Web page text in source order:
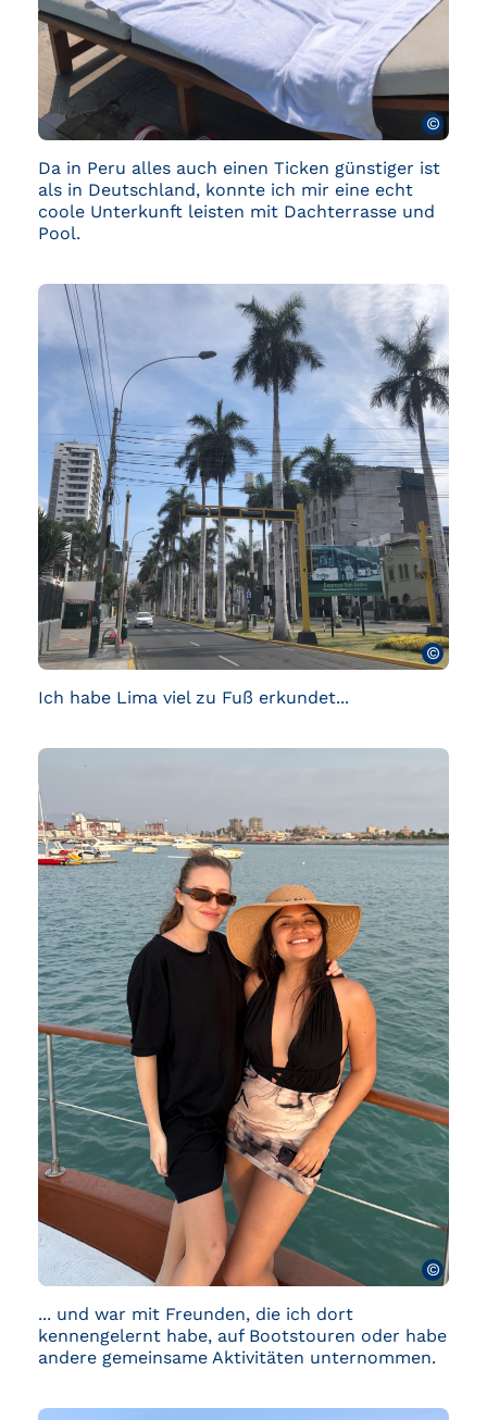
©
Da in Peru alles auch einen Ticken günstiger ist
als in Deutschland, konnte ich mir eine echt
coole Unterkunft leisten mit Dachterrasse und
Pool.
©
Ich habe Lima viel zu Fuß erkundet...
©
... und war mit Freunden, die ich dort
kennengelernt habe, auf Bootstouren oder habe
andere gemeinsame Aktivitäten unternommen.